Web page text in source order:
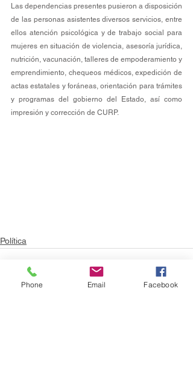
Las dependencias presentes pusieron a disposición
de las personas asistentes diversos servicios, entre
ellos atención psicológica y de trabajo social para
mujeres en situación de violencia, asesoría jurídica,
nutrición, vacunación, talleres de empoderamiento y
emprendimiento, chequeos médicos, expedición de
actas estatales y foráneas, orientación para trámites
y programas del gobierno del Estado, así como
impresión y corrección de CURP.
Política
Phone Email Facebook